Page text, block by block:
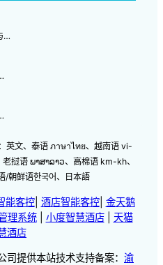
…
英文、泰语 ภาษาไทย、越南语 vi-
挝语 ພາສາລາວ、高棉语 km-kh、
/朝鲜语한국어、日本語
能客控| 酒店智能客控| 金天鹅
理系统| 小度智慧酒店| 天猫
酒店
提供本站技术支持备案： 渝